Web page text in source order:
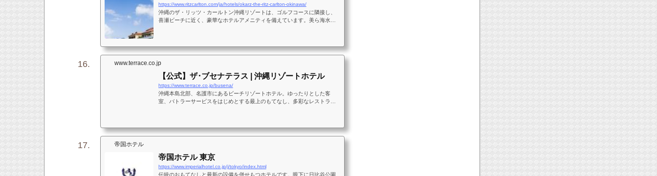
https://www.ritzcarlton.com/ja/hotels/okarz-the-ritz-carlton-okinawa/
沖縄のザ・リッツ・カールトン沖縄リゾートは、ゴルフコースに隣接し、
喜瀬ビーチに近く、豪華なホテルアメニティを備えています。美ら海水族
www.terrace.co.jp
【公式】ザ･ブセナテラス | 沖縄リゾートホテル
https://www.terrace.co.jp/busena/
沖縄本島北部、名護市にあるビーチリゾートホテル。ゆったりとした客
室、バトラーサービスをはじめとする最上のもてなし、多彩なレストラン
帝国ホテル
帝国ホテル 東京
https://www.imperialhotel.co.jp/j/tokyo/index.html
伝統のおもてなしと最新の設備を併せもつホテルです。眼下に日比谷公園